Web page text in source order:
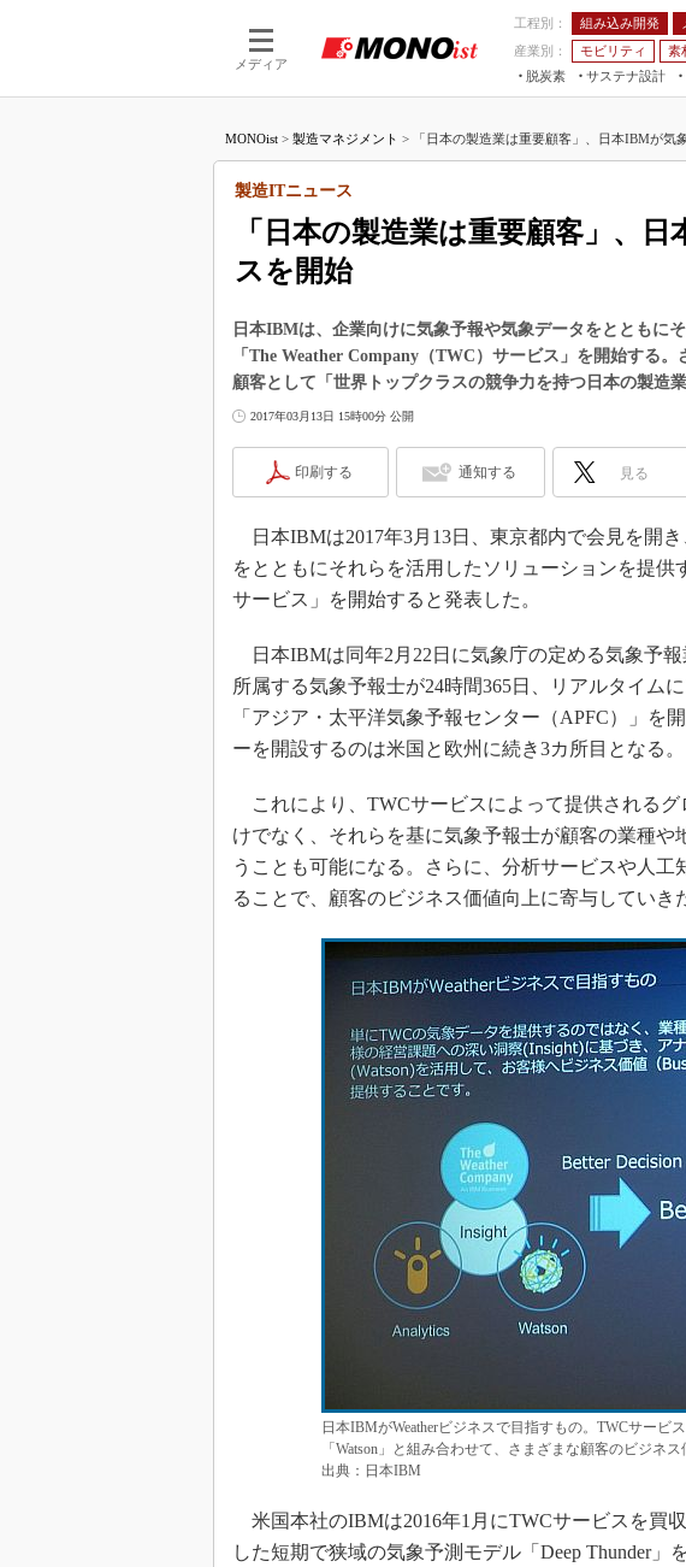
メディア
工程別： 組み込み開発
産業別：
モビリティ 素
脱炭素
サステナ設計
つながる工場AI×設備保全
IIFES
人テ
日本
産業
MONOist > 製造マネジメント > 「日本の製造業は重要顧客」、日本IBMが気
「日本の製造業は重要顧客」、
スを開始
製造ITニュース
日本IBMは、企業向けに気象予報や気象データをとともに
「The Weather Company（TWC）サービス」を開始する
顧客として「世界トップクラスの競争力を持つ日本の製造
2017年03月13日 15時00分 公開
印刷する 通知する 見る
日本IBMは2017年3月13日、東京都内で会見を開
をとともにそれらを活用したソリューションを提供
サービス」を開始すると発表した。
日本IBMは同年2月22日に気象庁の定める気象予
所属する気象予報士が24時間365日、リアルタイム
「アジア・太平洋気象予報センター（APFC）」を
ーを開設するのは米国と欧州に続き3カ所目となる。
これにより、TWCサービスによって提供される
けでなく、それらを基に気象予報士が顧客の業種
うことも可能になる。さらに、分析サービスや人工
ることで、顧客のビジネス価値向上に寄与していき
日本IBMがWeatherビジネスで目指すもの。TWCサービ
「Watson」と組み合わせて、さまざまな顧客のビジネ
出典：日本IBM
米国本社のIBMは2016年1月にTWCサービスを買
した短期で狭域の気象予測モデル「Deep Thunder」